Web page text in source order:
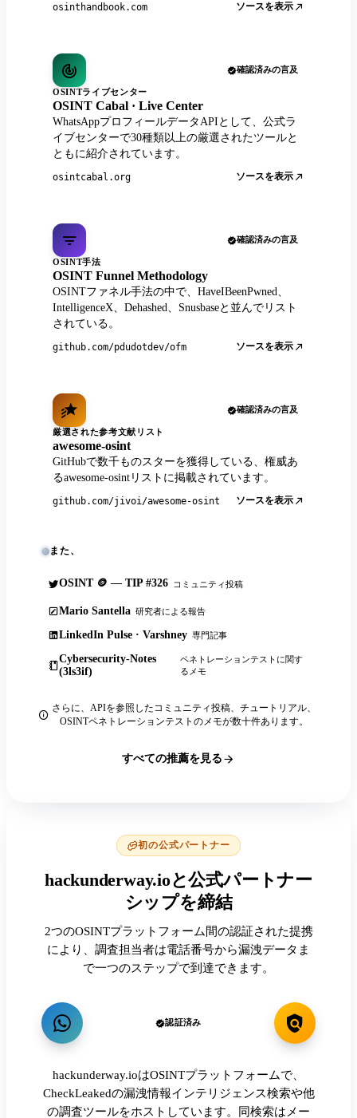
osinthandbook.com ソースを表示
確認済みの言及
OSINTライブセンター
OSINT Cabal · Live Center
WhatsAppプロフィールデータAPIとして、公式ラ
イブセンターで30種類以上の厳選されたツールと
ともに紹介されています。
osintcabal.org ソースを表示
確認済みの言及
OSINT手法
OSINT Funnel Methodology
OSINTファネル手法の中で、HaveIBeenPwned、
IntelligenceX、Dehashed、Snusbaseと並んでリスト
されている。
github.com/pdudotdev/ofm ソースを表示
確認済みの言及
厳選された参考文献リスト
awesome-osint
GitHubで数千ものスターを獲得している、権威あ
るawesome-osintリストに掲載されています。
github.com/jivoi/awesome-osint ソースを表示
また、
OSINT 🪙 — TIP #326 コミュニティ投稿
Mario Santella 研究者による報告
LinkedIn Pulse · Varshney 専門記事
Cybersecurity-Notes
(3ls3if)
ペネトレーションテストに関す
るメモ
さらに、APIを参照したコミュニティ投稿、チュートリアル、
OSINTペネトレーションテストのメモが数十件あります。
すべての推薦を見る
初の公式パートナー
hackunderway.ioと公式パートナー
シップを締結
2つのOSINTプラットフォーム間の認証された提携
により、調査担当者は電話番号から漏洩データま
で一つのステップで到達できます。
認証済み
hackunderway.ioはOSINTプラットフォームで、
CheckLeakedの漏洩情報インテリジェンス検索や他
の調査ツールをホストしています。同検索はメー